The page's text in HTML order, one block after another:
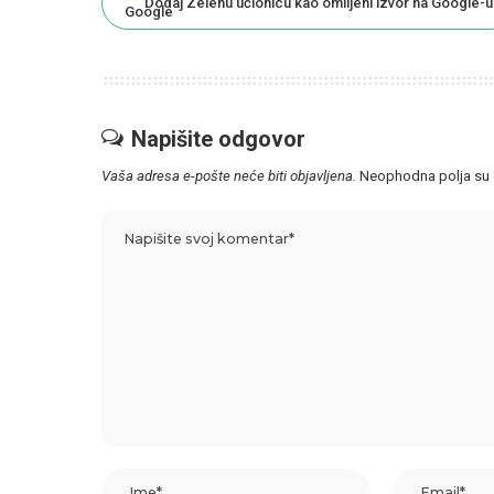
Napišite odgovor
Vaša adresa e-pošte neće biti objavljena. Neophodna polja su